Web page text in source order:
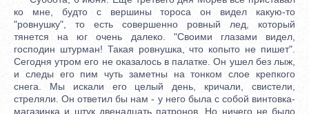
ко мне, будто с вершины тороса он видел какую-то
"ровнушку", то есть совершенно ровный лед, который
тянется на юг очень далеко. "Своими глазами видел,
господин штурман! Такая ровнушка, что копыто не пишет".
Сегодня утром его не оказалось в палатке. Он ушел без лыж,
и следы его пим чуть заметны на тонком слое крепкого
снега. Мы искали его целый день, кричали, свистели,
стреляли. Он ответил бы нам - у него была с собой винтовка-
магазинка и штук двенадцать патронов. Но ничего не было